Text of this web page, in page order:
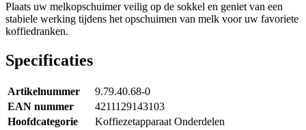
Plaats uw melkopschuimer veilig op de sokkel en geniet van een
stabiele werking tijdens het opschuimen van melk voor uw favoriete
koffiedranken.
Specificaties
Artikelnummer
9.79.40.68-0
EAN nummer
4211129143103
Hoofdcategorie
Koffiezetapparaat Onderdelen